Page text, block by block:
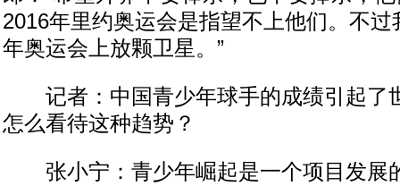
2016年里约奥运会是指望不上他们。不过
年奥运会上放颗卫星。”
记者：中国青少年球手的成绩引起了
怎么看待这种趋势？
张小宁：青少年崛起是一个项目发展